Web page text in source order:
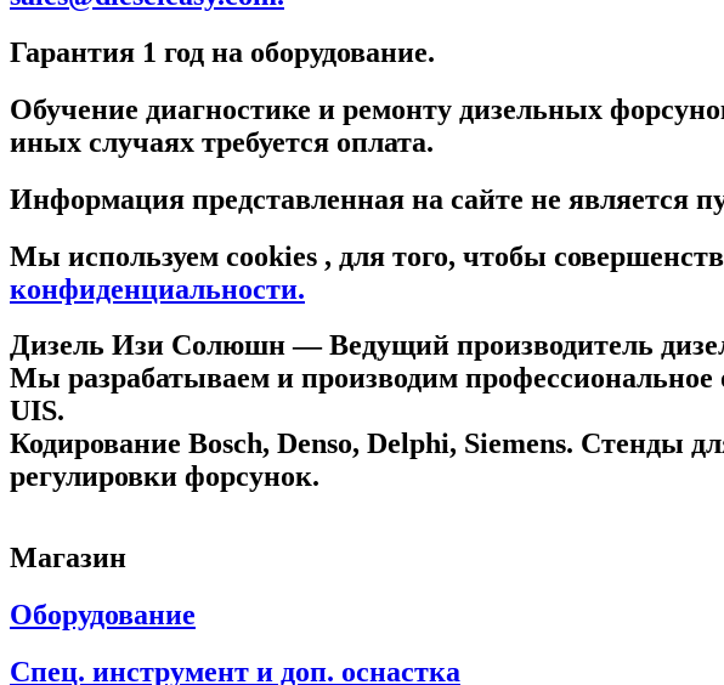
Гарантия 1 год на оборудование.
Обучение диагностике и ремонту дизельных
иных случаях требуется оплата.
Информация представленная на сайте не является
Мы используем cookies , для того, чтобы
конфиденциальности.
Дизель Изи Солюшн— Ведущий производитель
Мы разрабатываем и производим профессиональное
UIS.
Кодирование Bosch, Denso, Delphi, Siemens. Стенды
регулировки форсунок.
Магазин
Оборудование
Спец. инструмент и доп. оснастка